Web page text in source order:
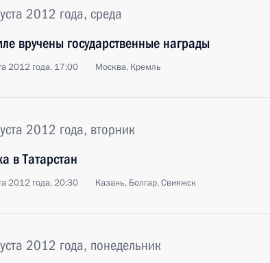
2012 года, среда
вручены государственные награды
2012 года, 17:00 Москва, Кремль
2012 года, вторник
в Татарстан
2012 года, 20:30 Казань, Болгар, Свияжск
2012 года, понедельник